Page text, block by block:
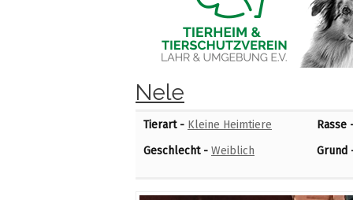
Nele
Tierart - Kleine Heimtiere
Rasse
Geschlecht - Weiblich Grund